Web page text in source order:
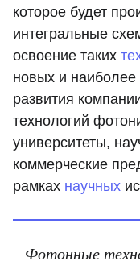
которое будет
интегральные
освоение таких
новых и наиболее
развития
технологий
университеты,
коммерческие
рамках научных
Фотонные